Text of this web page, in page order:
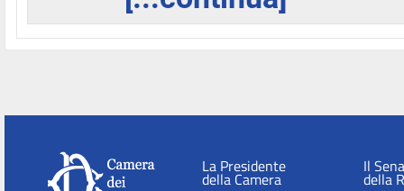
La Presidente
della Camera
Il
della